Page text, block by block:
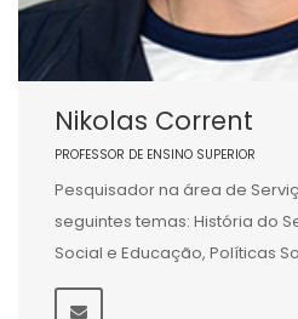
Nikolas Corrent
PROFESSOR DE ENSINO SUPERIOR
Pesquisador na área de
seguintes temas: História do
Social e Educação, Políticas